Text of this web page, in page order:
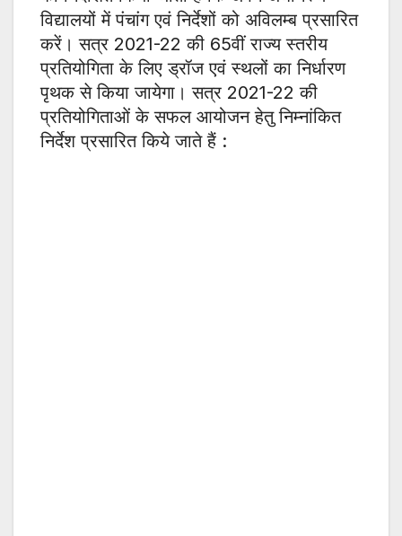
विद्यालयों में पंचांग एवं निर्देशों को अविलम्ब प्रसारित
करें। सत्र 2021-22 की 65वीं राज्य स्तरीय
प्रतियोगिता के लिए ड्रॉज एवं स्थलों का निर्धारण
पृथक से किया जायेगा। सत्र 2021-22 की
प्रतियोगिताओं के सफल आयोजन हेतु निम्नांकित
निर्देश प्रसारित किये जाते हैं :